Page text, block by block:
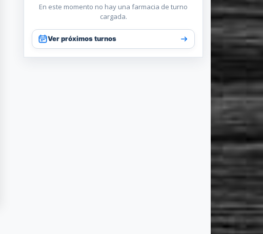
En este momento no hay una farmacia de turno
cargada.
Ver próximos turnos